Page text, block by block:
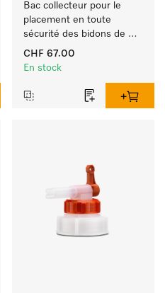
Bac collecteur pour le
placement en toute
sécurité des bidons de
produit ProCare.
CHF 67.00
En stock